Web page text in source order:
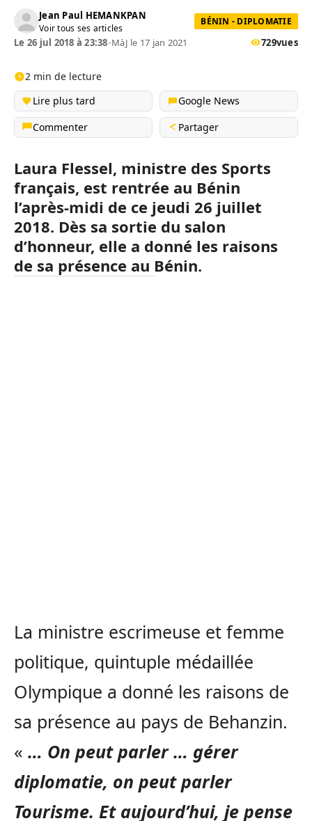
Jean Paul HEMANKPAN
Voir tous ses articles
BÉNIN - DIPLOMATIE
Le 26 jul 2018 à 23:38•MàJ le 17 jan 2021 729vues
2 min de lecture
Lire plus tard
Google News
Commenter
Partager
Laura Flessel, ministre des Sports
français, est rentrée au Bénin
l’après-midi de ce jeudi 26 juillet
2018. Dès sa sortie du salon
d’honneur, elle a donné les raisons
de sa présence au Bénin.
La ministre escrimeuse et femme
politique, quintuple médaillée
Olympique a donné les raisons de
sa présence au pays de Behanzin.
« … On peut parler … gérer
diplomatie, on peut parler
Tourisme. Et aujourd’hui, je pense